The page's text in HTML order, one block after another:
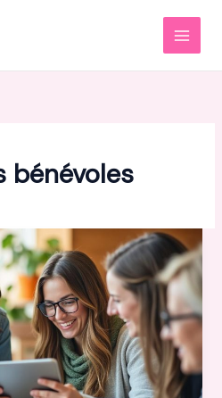
MAIN
bénévoles